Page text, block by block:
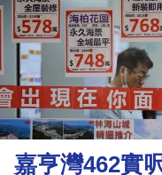
投
資
樓
市
理
財
嘉亨灣462實